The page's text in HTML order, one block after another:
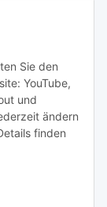
Sie den
YouTube,
und
ändern
finden